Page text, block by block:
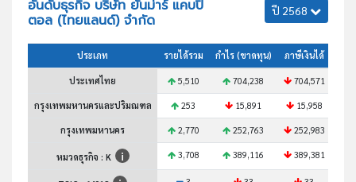
อันดับธุรกิจ บริษัท ยันม่าร์ แคบปิ
ตอล (ไทยแลนด์) จำกัด
ปี 2568
ประเภท รายได้รวม กำไร (ขาดทุน) ภาษีเงินได้
ประเทศไทย 5,510 704,238 704,571
กรุงเทพมหานครและปริมณฑล 253 15,891 15,958
กรุงเทพมหานคร 2,770 252,763 252,983
หมวดธุรกิจ : K 3,708 389,116 389,381